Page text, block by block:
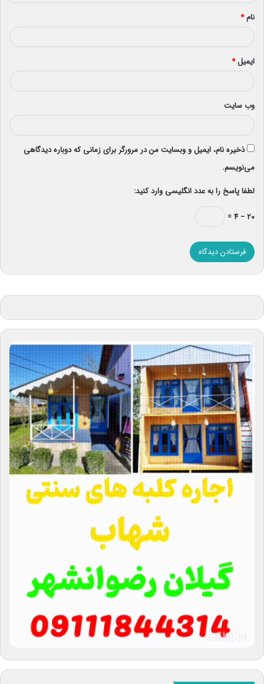
نام*
ایمیل*
وب‌ سایت
ذخیره نام، ایمیل و وبسایت من در مرورگر برای زمانی که دوباره دیدگاهی
می‌نویسم.
لطفا پاسخ را به عدد انگلیسی وارد کنید:
۲۰ − ۴ =